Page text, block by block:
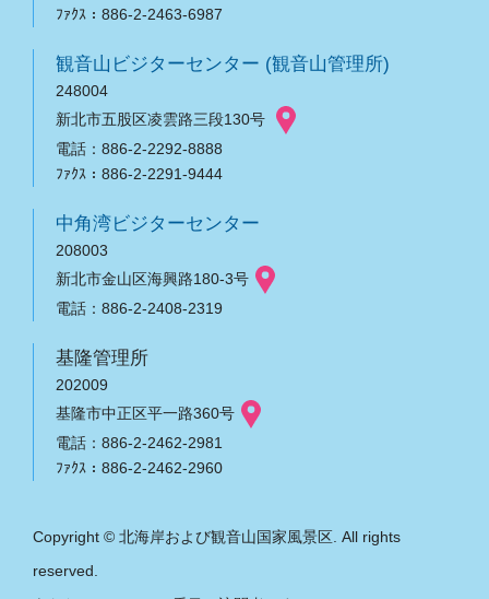
ﾌｧｸｽ：886-2-2463-6987
観音山ビジターセンター (観音山管理所)
248004
新北市五股区凌雲路三段130号
電話：886-2-2292-8888
ﾌｧｸｽ：886-2-2291-9444
中角湾ビジターセンター
208003
新北市金山区海興路180-3号
電話：886-2-2408-2319
基隆管理所
202009
基隆市中正区平一路360号
電話：886-2-2462-2981
ﾌｧｸｽ：886-2-2462-2960
Copyright © 北海岸および観音山国家風景区. All rights
reserved.